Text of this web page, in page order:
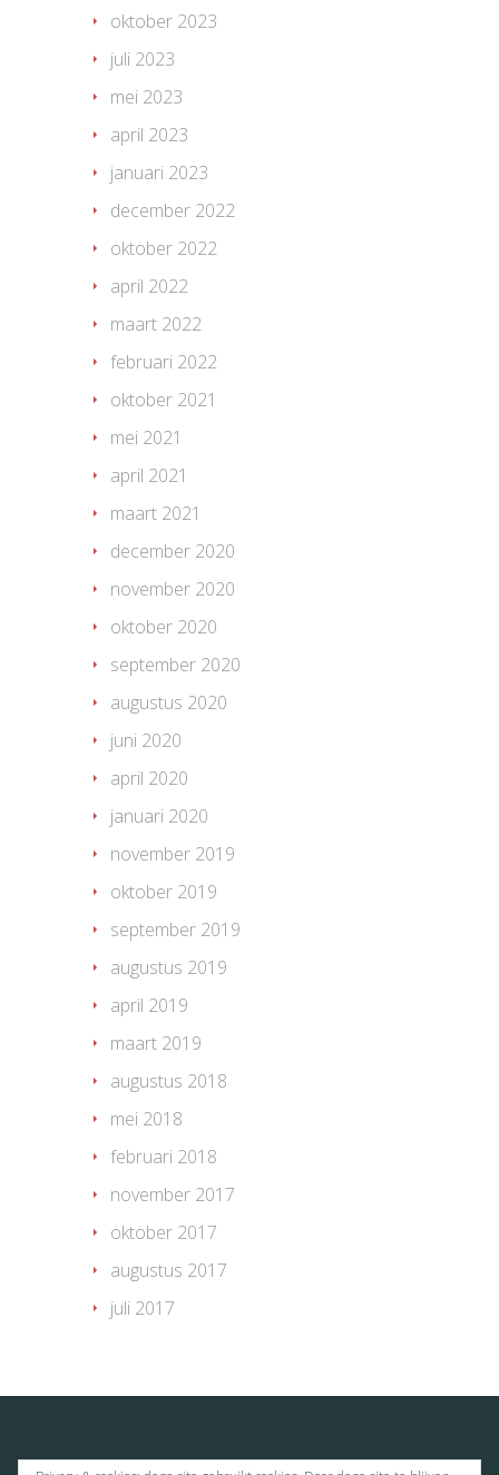
oktober 2023
juli 2023
mei 2023
april 2023
januari 2023
december 2022
oktober 2022
april 2022
maart 2022
februari 2022
oktober 2021
mei 2021
april 2021
maart 2021
december 2020
november 2020
oktober 2020
september 2020
augustus 2020
juni 2020
april 2020
januari 2020
november 2019
oktober 2019
september 2019
augustus 2019
april 2019
maart 2019
augustus 2018
mei 2018
februari 2018
november 2017
oktober 2017
augustus 2017
juli 2017